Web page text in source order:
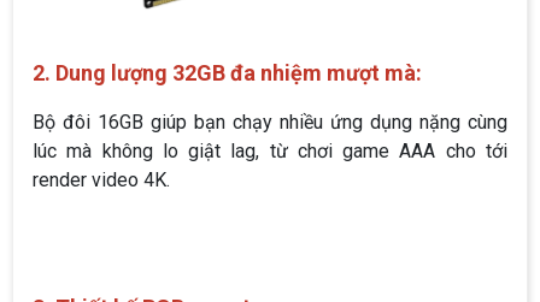
2. Dung lượng 32GB đa nhiệm mượt mà:
Bộ đôi 16GB giúp bạn chạy nhiều ứng dụng nặng cùng
lúc mà không lo giật lag, từ chơi game AAA cho tới
render video 4K.